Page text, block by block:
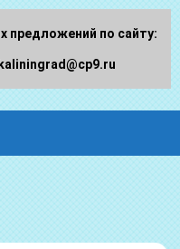
предложений по сайту: